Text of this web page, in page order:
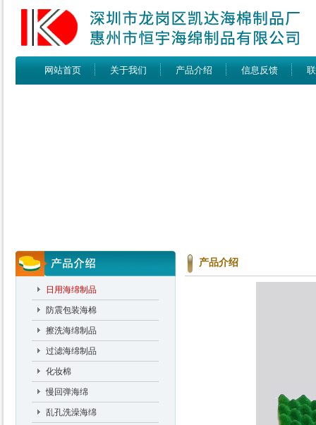
网站首页 关于我们 产品介绍 信息反馈
日用海绵制品
防震包装海棉
擦洗海绵制品
过滤海绵制品
化妆棉
慢回弹海绵
乱孔洗澡海绵
产品介绍